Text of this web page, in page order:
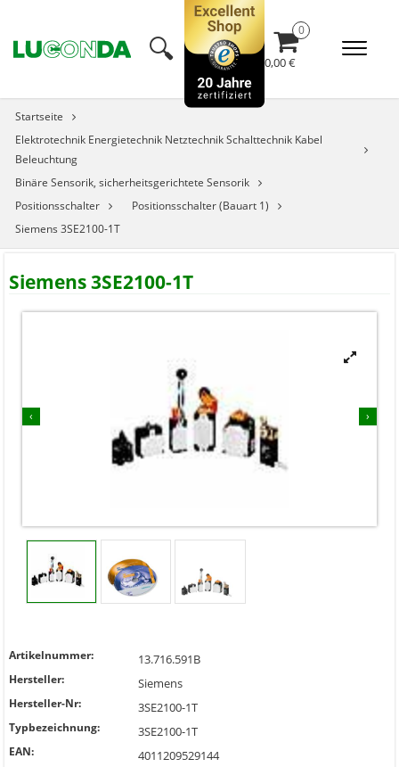
🔍︎ 0,00 €
Startseite
Elektrotechnik Energietechnik Netztechnik Schalttechnik Kabel
Beleuchtung
Binäre Sensorik, sicherheitsgerichtete Sensorik
Positionsschalter
Positionsschalter (Bauart 1)
Siemens 3SE2100-1T
Siemens 3SE2100-1T
‹ ›



Artikelnummer: 13.716.591B
Hersteller: Siemens
Hersteller-Nr: 3SE2100-1T
Typbezeichnung: 3SE2100-1T
EAN: 4011209529144